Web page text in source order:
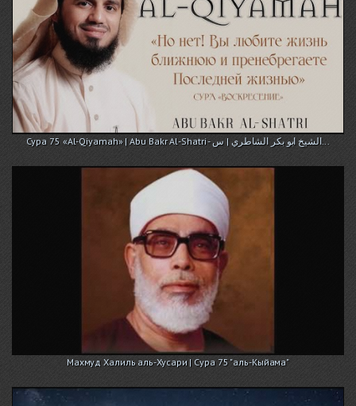
Сура 75 «Аl-Qiyamah» | Abu Bakr Al-Shatri - الشيخ ابو بكر الشاطري | س...
Махмуд Халиль аль-Хусари | Сура 75 "аль-Кыйама"